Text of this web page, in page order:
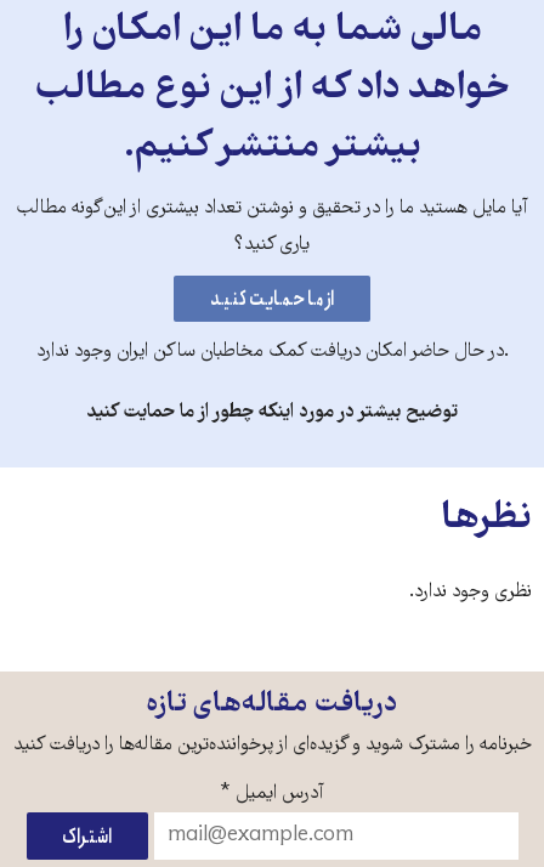
مالی شما به ما این امکان را
خواهد داد که از این نوع مطالب
بیشتر منتشر کنیم.
آیا مایل هستید ما را در تحقیق و نوشتن تعداد بیشتری از این‌گونه مطالب
یاری کنید؟
.در حال حاضر امکان دریافت کمک مخاطبان ساکن ایران وجود ندارد
توضیح بیشتر در مورد اینکه چطور از ما حمایت کنید
نظرها
نظری وجود ندارد.
دریافت مقاله‌های تازه
خبرنامه را مشترک شوید و گزیده‌ای از پرخواننده‌ترین مقاله‌ها را دریافت کنید
آدرس ایمیل *